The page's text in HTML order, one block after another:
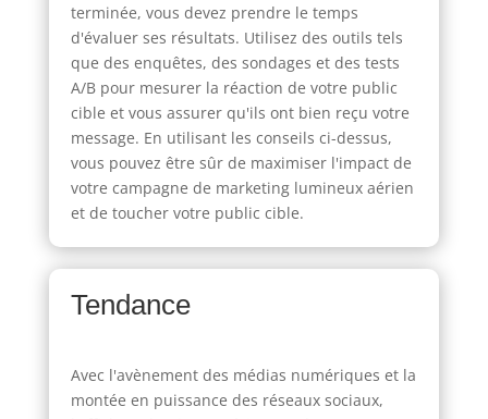
terminée, vous devez prendre le temps
d'évaluer ses résultats. Utilisez des outils tels
que des enquêtes, des sondages et des tests
A/B pour mesurer la réaction de votre public
cible et vous assurer qu'ils ont bien reçu votre
message. En utilisant les conseils ci-dessus,
vous pouvez être sûr de maximiser l'impact de
votre campagne de marketing lumineux aérien
et de toucher votre public cible.
Tendance
Avec l'avènement des médias numériques et la
montée en puissance des réseaux sociaux,